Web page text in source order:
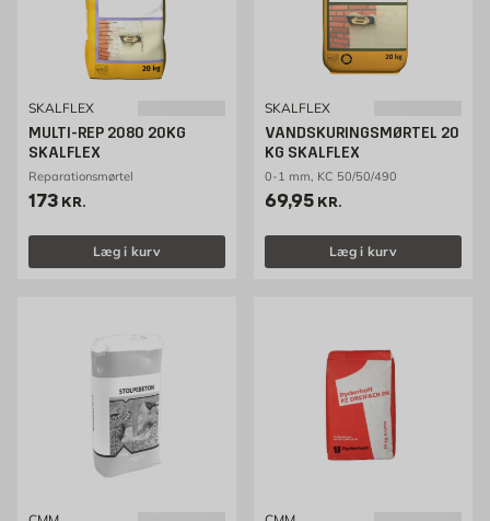
SKALFLEX
MULTI-REP 2080 20KG
SKALFLEX
Reparationsmørtel
Pris 173 kr. /stk
173 KR.
Læg i kurv
SKALFLEX
VANDSKURINGSMØRTEL 20
KG SKALFLEX
0-1 mm, KC 50/50/490
Pris 69.95 kr. /stk
69,95 KR.
Læg i kurv